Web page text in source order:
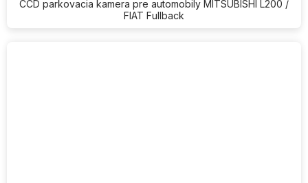
CCD parkovacia kamera pre automobily MITSUBISHI L200 /
FIAT Fullback